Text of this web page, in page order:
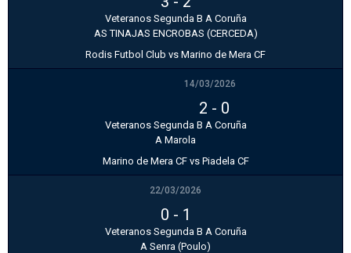
Veteranos Segunda B A Coruña
AS TINAJAS ENCROBAS (CERCEDA)
Rodis Futbol Club vs Marino de Mera CF
14/03/2026
2 - 0
Veteranos Segunda B A Coruña
A Marola
Marino de Mera CF vs Piadela CF
22/03/2026
0 - 1
Veteranos Segunda B A Coruña
A Senra (Poulo)